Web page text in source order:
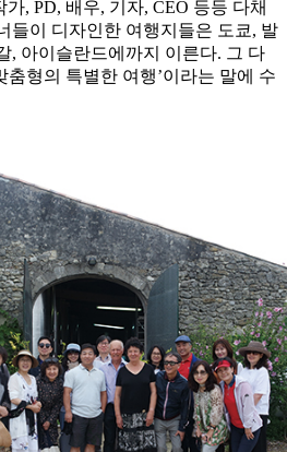
, PD, 배우, 기자, CEO 등등 다채
들이 디자인한 여행지들은 도쿄, 발
, 아이슬란드에까지 이른다. 그 다
춤형의 특별한 여행’이라는 말에 수